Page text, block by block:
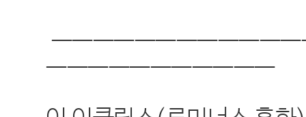
ㅡㅡㅡㅡㅡㅡㅡㅡㅡㅡㅡ
ㅡㅡㅡㅡㅡㅡㅡㅡㅡㅡㅡ